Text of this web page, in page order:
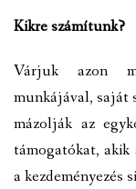
Kikre számítunk?
Várjuk azon
munkájával, saját
mázolják az
támogatókat,
a kezdeményezés